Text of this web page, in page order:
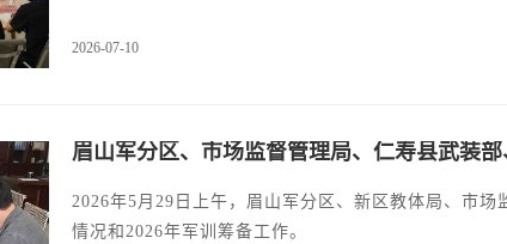
2026-07-10
眉山军分区、市场监督管理局、仁寿县武装
2026年5月29日上午，眉山军分区、新区教体局、市
情况和2026年军训筹备工作。